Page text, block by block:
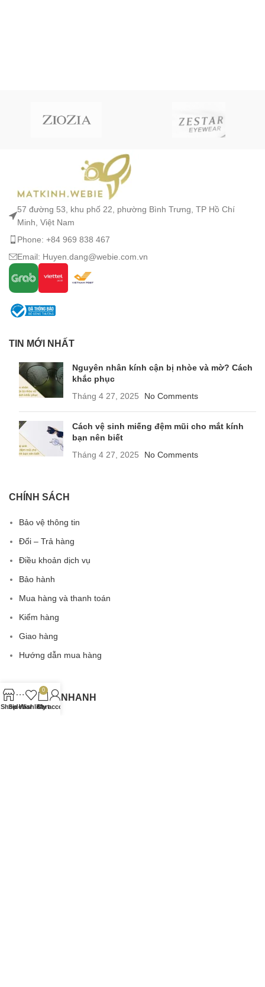
57 đường 53, khu phố 22, phường Bình Trưng, TP Hồ Chí
Minh, Việt Nam
Phone: +84 969 838 467
Email: Huyen.dang@webie.com.vn
TIN MỚI NHẤT
Nguyên nhân kính cận bị nhòe và mờ? Cách
khắc phục
Tháng 4 27, 2025
No Comments
Cách vệ sinh miếng đệm mũi cho mắt kính
bạn nên biết
Tháng 4 27, 2025
No Comments
CHÍNH SÁCH
Bảo vệ thông tin
Đổi – Trả hàng
Điều khoản dịch vụ
Bảo hành
Mua hàng và thanh toán
Kiểm hàng
Giao hàng
Hướng dẫn mua hàng
TRUY CẬP NHANH
ShopSidebarWishlist
0
Cart
My account